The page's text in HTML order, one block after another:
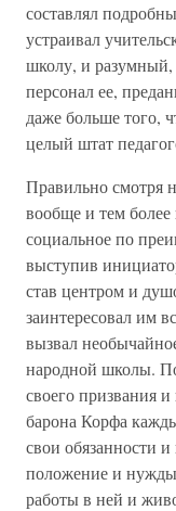
составлял
устраивал
школу, и разумный,
персонал ее,
даже больше того,
целый штат
Правильно смотря
вообще и тем
социальное по
выступив
став центром и
заинтересовал им
вызвал
народной школы.
своего призвания
барона Корфа
свои обязанности
положение и
работы в ней и